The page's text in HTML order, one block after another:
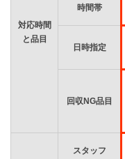
対応時間
と品目
時間帯
日時指定
回収NG品目
スタッフ